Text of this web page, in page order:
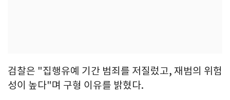
검찰은 "집행유예 기간 범죄를 저질렀고, 재범의 위험
성이 높다"며 구형 이유를 밝혔다.